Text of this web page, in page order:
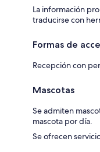
La información
traducirse con
Formas de
Recepción con
Mascotas
Se admiten
mascota por día.
Se ofrecen